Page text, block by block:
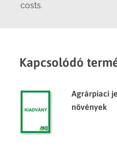
costs.
Kapcsolódó
Agrárpiaci
növények